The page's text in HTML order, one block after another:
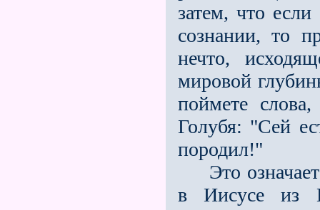
затем, что
сознании, то
нечто,
мировой
поймете
Голубя: "Сей
породил!"
Это
в Иисусе из